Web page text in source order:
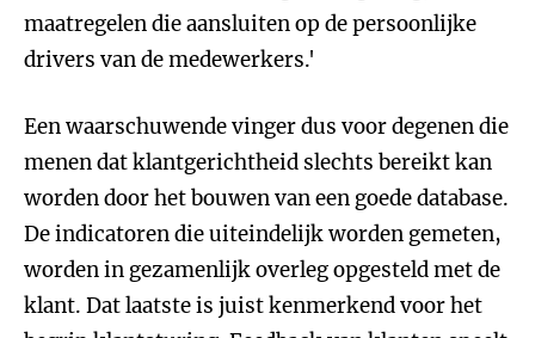
maatregelen die aansluiten op de persoonlijke
drivers van de medewerkers.'
Een waarschuwende vinger dus voor degenen die
menen dat klantgerichtheid slechts bereikt kan
worden door het bouwen van een goede database.
De indicatoren die uiteindelijk worden gemeten,
worden in gezamenlijk overleg opgesteld met de
klant. Dat laatste is juist kenmerkend voor het